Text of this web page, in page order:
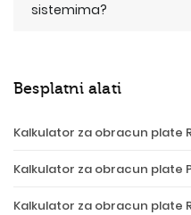
sistemima?
Besplatni alati
Kalkulator za obracun plate
Kalkulator za obracun plate
Kalkulator za obracun plate